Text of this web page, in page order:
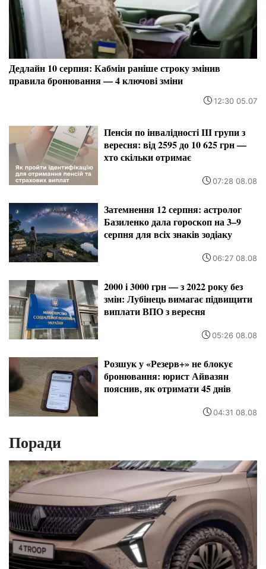
Дедлайн 10 серпня: Кабмін раніше строку змінив
правила бронювання — 4 ключові зміни
12:30 05.07
Пенсія по інвалідності III групи з
вересня: від 2595 до 10 625 грн —
хто скільки отримає
07:28 08.08
Затемнення 12 серпня: астролог
Базиленко дала гороскоп на 3–9
серпня для всіх знаків зодіаку
06:27 08.08
2000 і 3000 грн — з 2022 року без
змін: Лубінець вимагає підвищити
виплати ВПО з вересня
05:26 08.08
Розшук у «Резерв+» не блокує
бронювання: юрист Айвазян
пояснив, як отримати 45 днів
04:31 08.08
Поради